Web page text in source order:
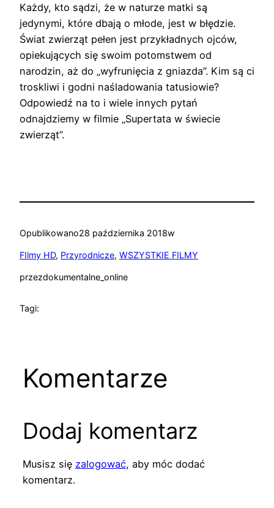
Każdy, kto sądzi, że w naturze matki są
jedynymi, które dbają o młode, jest w błędzie.
Świat zwierząt pełen jest przykładnych ojców,
opiekujących się swoim potomstwem od
narodzin, aż do „wyfrunięcia z gniazda”. Kim są ci
troskliwi i godni naśladowania tatusiowie?
Odpowiedź na to i wiele innych pytań
odnajdziemy w filmie „Supertata w świecie
zwierząt”.
Opublikowano28 października 2018w
FIlmy HD, Przyrodnicze, WSZYSTKIE FILMY
przezdokumentalne_online
Tagi:
Komentarze
Dodaj komentarz
Musisz się zalogować, aby móc dodać
komentarz.